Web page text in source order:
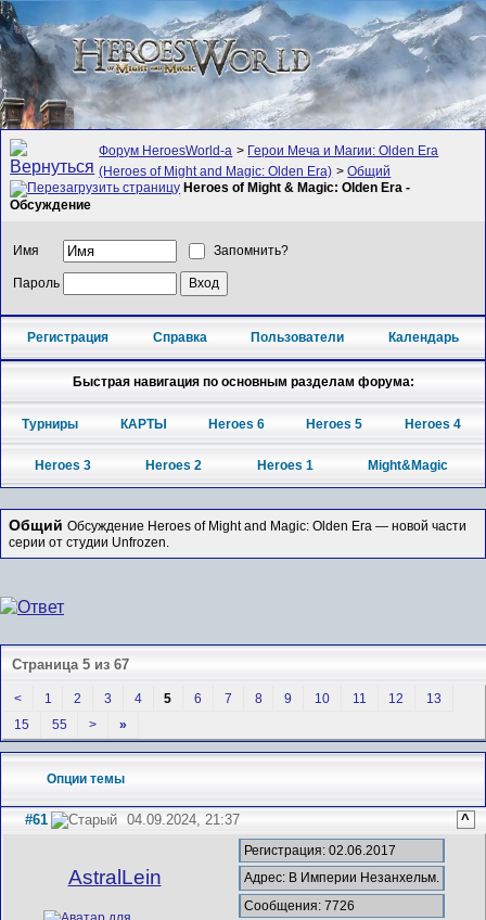
Форум HeroesWorld-а > Герои Меча и Магии: Olden Era
(Heroes of Might and Magic: Olden Era) >Общий
Heroes of Might & Magic: Olden Era -
Обсуждение
Имя Запомнить?
Пароль
Регистрация Справка Пользователи Календарь
Быстрая навигация по основным разделам форума:
Турниры КАРТЫ Heroes 6 Heroes 5 Heroes 4
Heroes 3 Heroes 2 Heroes 1 Might&Magic
Общий Обсуждение Heroes of Might and Magic: Olden Era — новой части
серии от студии Unfrozen.
Страница 5 из 67
< 1 2 3 4 5 6 7 8 9 10 11 12
13
15
55 > »
Опции темы
#61 04.09.2024, 21:37 ^
AstralLein
Регистрация: 02.06.2017
Адрес: В Империи Незанхельм.
Сообщения: 7726